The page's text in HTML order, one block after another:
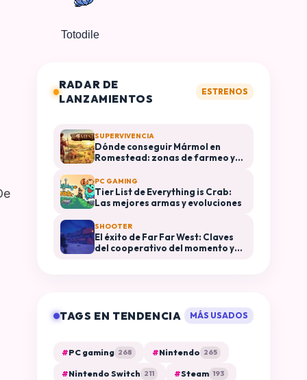
Totodile
RADAR DE
LANZAMIENTOS
ESTRENOS
SUPERVIVENCIA
Dónde conseguir Mármol en
Romestead: zonas de farmeo y
PC GAMING
Tier List de Everything is Crab:
Las mejores armas y evoluciones
SHOOTER
El éxito de Far Far West: Claves
del cooperativo del momento y
TAGS EN TENDENCIA MÁS USADOS
#PC gaming 268 #Nintendo 265
#Nintendo Switch 211 #Steam 193